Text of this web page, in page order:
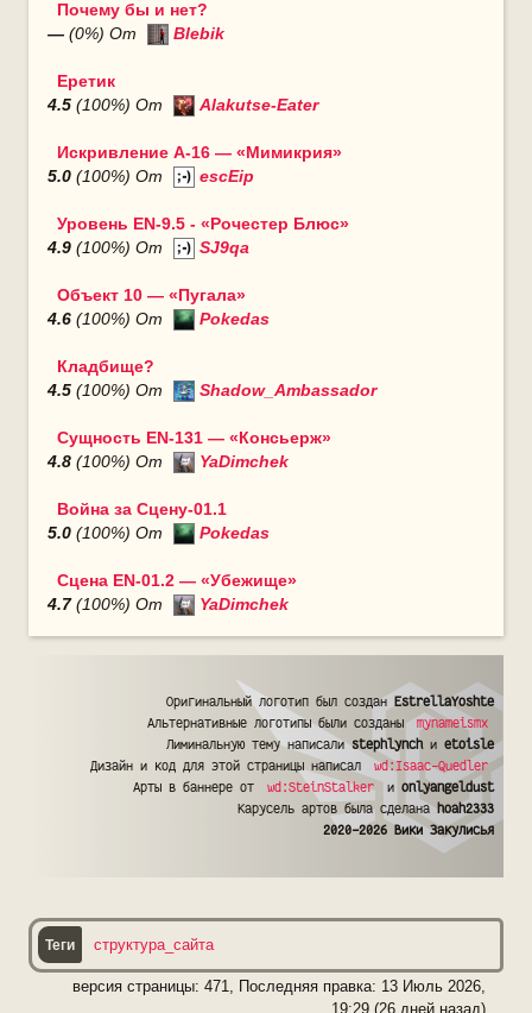
Почему бы и нет?
— (0%) От Blebik
Еретик
4.5 (100%) От Alakutse-Eater
Искривление A-16 — «Мимикрия»
5.0 (100%) От escEip
Уровень EN-9.5 - «Рочестер Блюс»
4.9 (100%) От SJ9qa
Oбъект 10 — «Пугала»
4.6 (100%) От Pokedas
Кладбище?
4.5 (100%) От Shadow_Ambassador
Сущность EN-131 — «Консьерж»
4.8 (100%) От YaDimchek
Война за Сцену-01.1
5.0 (100%) От Pokedas
Сцена EN-01.2 — «Убежище»
4.7(100%) От YaDimchek
Оригинальный логотип был создан
EstrellaYoshte
Альтернативные логотипы были созданы mynameismx
Лиминальную тему написалиstephlynchи etoisle
Дизайн и код для этой страницы написал
wd:Isaac-Quedler
Арты в баннере от
wd:SteinStalker и onlyangeldust
Карусель артов была сделанаhoah2333
2020-2026 Вики Закулисья
структура_сайта
версия страницы: 471, Последняя правка: 13 Июль 2026,
19:29 (26 дней назад)